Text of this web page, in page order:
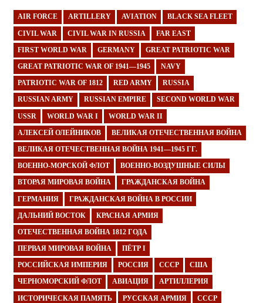
AIR FORCE ARTILLERY AVIATION BLACK SEA FLEET
CIVIL WAR CIVIL WAR IN RUSSIA FAR EAST
FIRST WORLD WAR GERMANY GREAT PATRIOTIC WAR
GREAT PATRIOTIC WAR OF 1941—1945 NAVY
PATRIOTIC WAR OF 1812 RED ARMY RUSSIA
RUSSIAN ARMY RUSSIAN EMPIRE SECOND WORLD WAR
USSR WORLD WAR I WORLD WAR II
АЛЕКСЕЙ ОЛЕЙНИКОВ ВЕЛИКАЯ ОТЕЧЕСТВЕННАЯ ВОЙНА
ВЕЛИКАЯ ОТЕЧЕСТВЕННАЯ ВОЙНА 1941—1945 ГГ.
ВОЕННО-МОРСКОЙ ФЛОТ ВОЕННО-ВОЗДУШНЫЕ СИЛЫ
ВТОРАЯ МИРОВАЯ ВОЙНА ГРАЖДАНСКАЯ ВОЙНА
ГЕРМАНИЯ ГРАЖДАНСКАЯ ВОЙНА В РОССИИ
ДАЛЬНИЙ ВОСТОК КРАСНАЯ АРМИЯ
ОТЕЧЕСТВЕННАЯ ВОЙНА 1812 ГОДА
ПЕРВАЯ МИРОВАЯ ВОЙНА ПЁТР I
РОССИЙСКАЯ ИМПЕРИЯ РОССИЯ СССР США
ЧЕРНОМОРСКИЙ ФЛОТ АВИАЦИЯ АРТИЛЛЕРИЯ
ИСТОРИЧЕСКАЯ ПАМЯТЬ РУССКАЯ АРМИЯ СССР